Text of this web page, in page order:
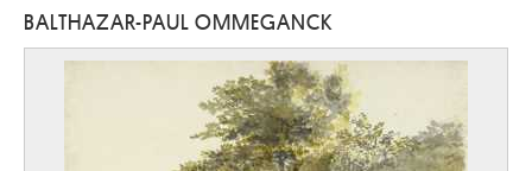
BALTHAZAR-PAUL OMMEGANCK